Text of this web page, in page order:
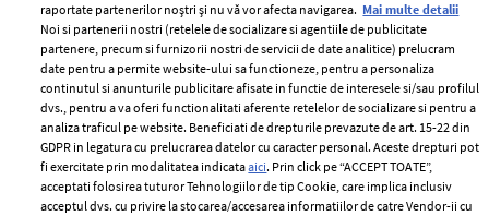
Cele mai citite
BEAUTY BEAUTY TIPS
7 uleiuri care stimulează creșterea rapidă a
părului
raportate partenerilor noștri și nu vă vor afecta navigarea. Mai multe detalii
Noi si partenerii nostri (retelele de socializare si agentiile de publicitate
partenere, precum si furnizorii nostri de servicii de date analitice) prelucram
date pentru a permite website-ului sa functioneze, pentru a personaliza
continutul si anunturile publicitare afisate in functie de interesele si/sau profilul
dvs., pentru a va oferi functionalitati aferente retelelor de socializare si pentru a
analiza traficul pe website. Beneficiati de drepturile prevazute de art. 15-22 din
GDPR in legatura cu prelucrarea datelor cu caracter personal. Aceste drepturi pot
fi exercitate prin modalitatea indicataaici. Prin click pe “ACCEPT TOATE”,
acceptati folosirea tuturor Tehnologiilor de tip Cookie, care implica inclusiv
acceptul dvs. cu privire la stocarea/accesarea informatiilor de catre Vendor-ii cu